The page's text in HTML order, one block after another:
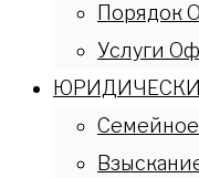
Порядок
Услуги